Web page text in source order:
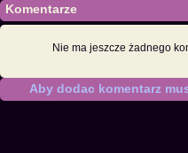
Komentarze
Nie ma jeszcze żadnego
Aby dodac komentarz